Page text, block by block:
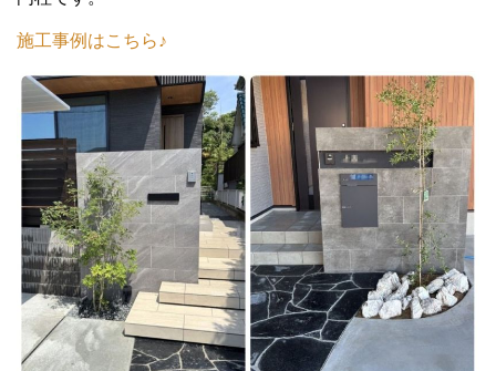
施工事例はこちら♪